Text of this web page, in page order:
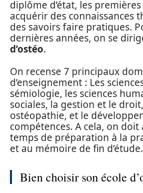
diplôme d’état, les
acquérir des connaissances
des savoirs faire pratiques.
dernières années, on se
d’ostéo.
On recense 7 principaux
d’enseignement : Les
sémiologie, les sciences
sociales, la gestion et le
ostéopathie, et le
compétences. A cela, on
temps de préparation à la
et au mémoire de fin d’étude.
Bien choisir son école